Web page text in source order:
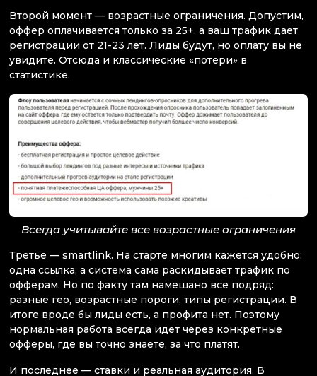
Второй момент — возрастные ограничения. Допустим,
оффер оплачивается только за 25+, а ваш трафик дает
регистрации от 21-23 лет. Лиды будут, но оплату вы не
увидите. Отсюда и классические «потери» в
статистике.
Всегда учитывайте все возрастные ограничения
Третье — smartlink. На старте многим кажется удобно:
одна ссылка, а система сама раскидывает трафик по
офферам. Но по факту там намешано все подряд:
разные гео, возрастные пороги, типы регистрации. В
итоге вроде бы лиды есть, а профита нет. Поэтому
нормальная работа всегда идет через конкретные
офферы, где вы точно знаете, за что платят.
И последнее — ставки и реальная аудитория. В